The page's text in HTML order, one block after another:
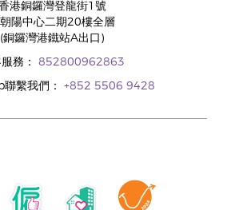
港銅鑼灣登龍街1號
陽中心二期20樓全層
(銅鑼灣港鐵站A出口)
務： 852800962863
繫我們： +852 5506 9428